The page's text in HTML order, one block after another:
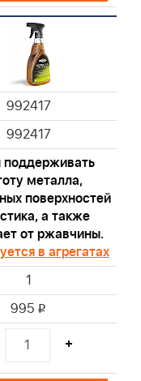
992417
992417
поддерживать
металла,
поверхностей
а также
от ржавчины.
в агрегатах
1
995 i
+